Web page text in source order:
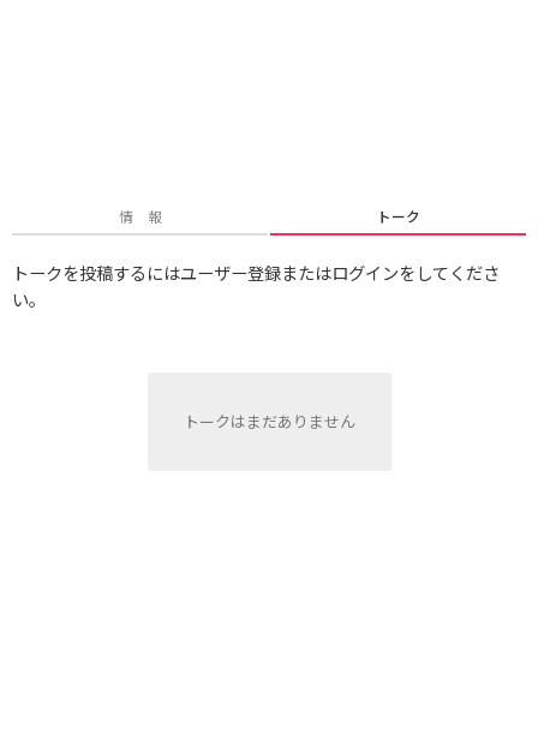
情 報 トーク
トークを投稿するにはユーザー登録またはログインをしてくださ
い。
トークはまだありません